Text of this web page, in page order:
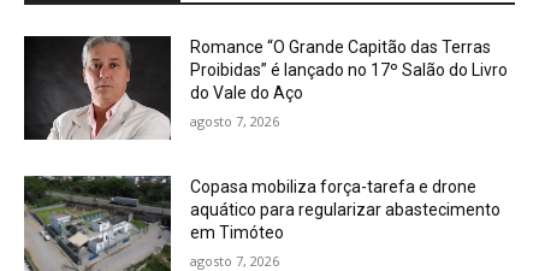
Romance “O Grande Capitão das Terras
Proibidas” é lançado no 17º Salão do Livro
do Vale do Aço
agosto 7, 2026
Copasa mobiliza força-tarefa e drone
aquático para regularizar abastecimento
em Timóteo
agosto 7, 2026